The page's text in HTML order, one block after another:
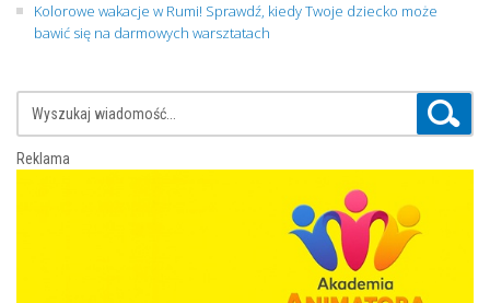
Kolorowe wakacje w Rumi! Sprawdź, kiedy Twoje dziecko może
bawić się na darmowych warsztatach
Reklama